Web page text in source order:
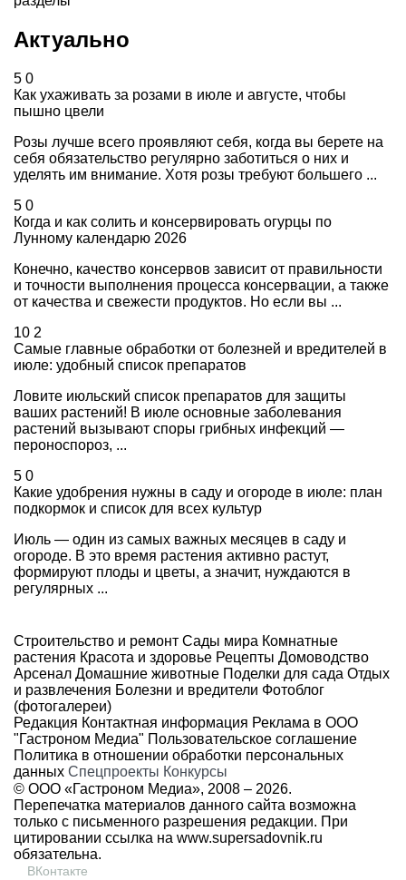
Актуально
5 0
Как ухаживать за розами в июле и августе, чтобы
пышно цвели
Розы лучше всего проявляют себя, когда вы берете на
себя обязательство регулярно заботиться о них и
уделять им внимание. Хотя розы требуют большего ...
5 0
Когда и как солить и консервировать огурцы по
Лунному календарю 2026
Конечно, качество консервов зависит от правильности
и точности выполнения процесса консервации, а также
от качества и свежести продуктов. Но если вы ...
10 2
Самые главные обработки от болезней и вредителей в
июле: удобный список препаратов
Ловите июльский список препаратов для защиты
ваших растений! В июле основные заболевания
растений вызывают споры грибных инфекций —
пероноспороз, ...
5 0
Какие удобрения нужны в саду и огороде в июле: план
подкормок и список для всех культур
Июль — один из самых важных месяцев в саду и
огороде. В это время растения активно растут,
формируют плоды и цветы, а значит, нуждаются в
регулярных ...
Строительство и ремонт Сады мира Комнатные
растения Красота и здоровье Рецепты Домоводство
Арсенал Домашние животные Поделки для сада Отдых
и развлечения Болезни и вредители Фотоблог
(фотогалереи)
Редакция Контактная информация Реклама в ООО
"Гастроном Медиа" Пользовательское соглашение
Политика в отношении обработки персональных
данных Спецпроекты Конкурсы
© ООО «Гастроном Медиа», 2008 – 2026.
Перепечатка материалов данного сайта возможна
только с письменного разрешения редакции. При
цитировании ссылка на www.supersadovnik.ru
обязательна.
ВКонтакте